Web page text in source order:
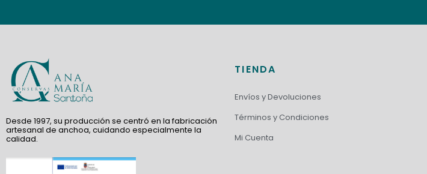
Desde 1997, su producción se centró en la fabricación
artesanal de anchoa, cuidando especialmente la
calidad.
TIENDA
Envíos y Devoluciones
Términos y Condiciones
Mi Cuenta